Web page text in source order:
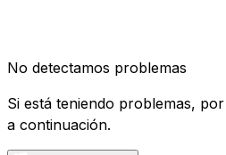
No detectamos problemas
Si está teniendo problemas,
a continuación.